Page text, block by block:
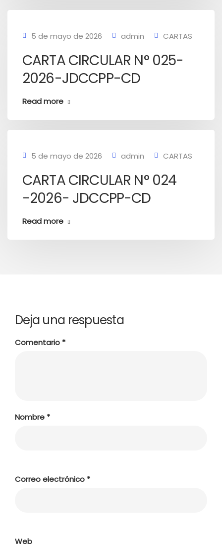
5 de mayo de 2026 admin CARTAS
CARTA CIRCULAR N° 025-
2026-JDCCPP-CD
Read more
5 de mayo de 2026 admin CARTAS
CARTA CIRCULAR N° 024
-2026- JDCCPP-CD
Read more
Deja una respuesta
Comentario *
Nombre *
Correo electrónico *
Web